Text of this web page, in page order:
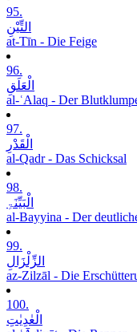
95.
التِّیْنِ
at-Tīn - Die Feige
96.
الْعَلَقِ
al-ʿAlaq - Der
97.
الْقَدْرِ
al-Qadr - Das Schicksal
98.
الْبَیِّنَۃِ
al-Bayyina - Der
99.
الزِّلْزَالِ
az-Zilzāl - Die
100.
الْعٰدِیٰتِ